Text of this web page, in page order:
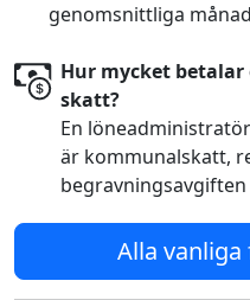
genomsnittliga
Hur mycket
skatt?
En
är kommunalskatt,
Alla